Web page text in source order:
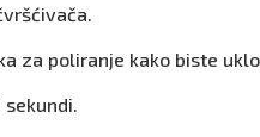
za poliranje kako biste